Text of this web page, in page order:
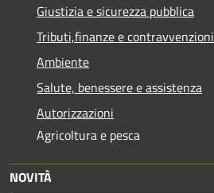
Giustizia e sicurezza pubblica
Tributi,finanze e contravvenzioni
Ambiente
Salute, benessere e assistenza
Autorizzazioni
Agricoltura e pesca
NOVITÀ